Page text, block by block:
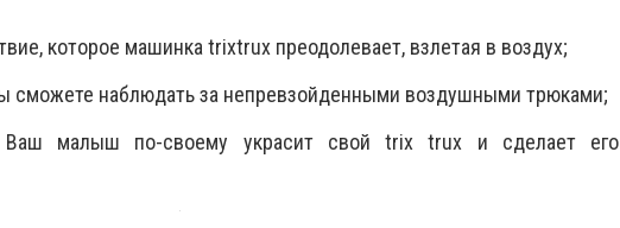
которое машинка trixtrux преодолевает, взлетая в воздух;
сможете наблюдать за непревзойденными воздушными трюками;
Ваш малыш по-своему украсит свой trix trux и сделает его